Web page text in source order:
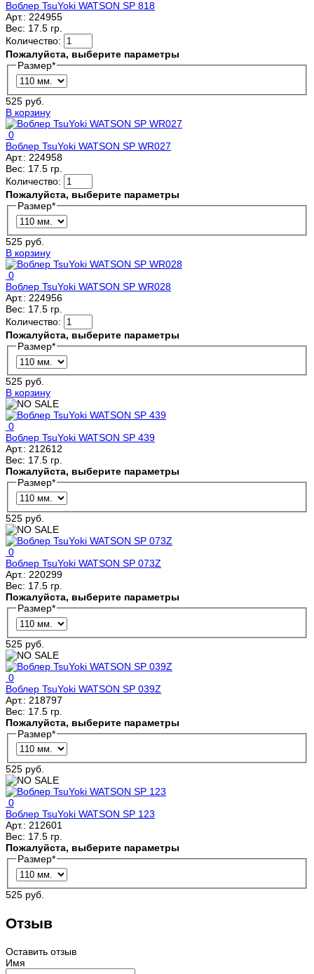
Воблер TsuYoki WATSON SP 818
Арт.: 224955
Вес: 17.5 гр.
Количество:
Пожалуйста, выберите параметры
Размер*
525 руб.
В корзину
0
Воблер TsuYoki WATSON SP WR027
Арт.: 224958
Вес: 17.5 гр.
Количество:
Пожалуйста, выберите параметры
Размер*
525 руб.
В корзину
0
Воблер TsuYoki WATSON SP WR028
Арт.: 224956
Вес: 17.5 гр.
Количество:
Пожалуйста, выберите параметры
Размер*
525 руб.
В корзину
0
Воблер TsuYoki WATSON SP 439
Арт.: 212612
Вес: 17.5 гр.
Пожалуйста, выберите параметры
Размер*
525 руб.
0
Воблер TsuYoki WATSON SP 073Z
Арт.: 220299
Вес: 17.5 гр.
Пожалуйста, выберите параметры
Размер*
525 руб.
0
Воблер TsuYoki WATSON SP 039Z
Арт.: 218797
Вес: 17.5 гр.
Пожалуйста, выберите параметры
Размер*
525 руб.
0
Воблер TsuYoki WATSON SP 123
Арт.: 212601
Вес: 17.5 гр.
Пожалуйста, выберите параметры
Размер*
525 руб.
Отзыв
Оставить отзыв
Имя